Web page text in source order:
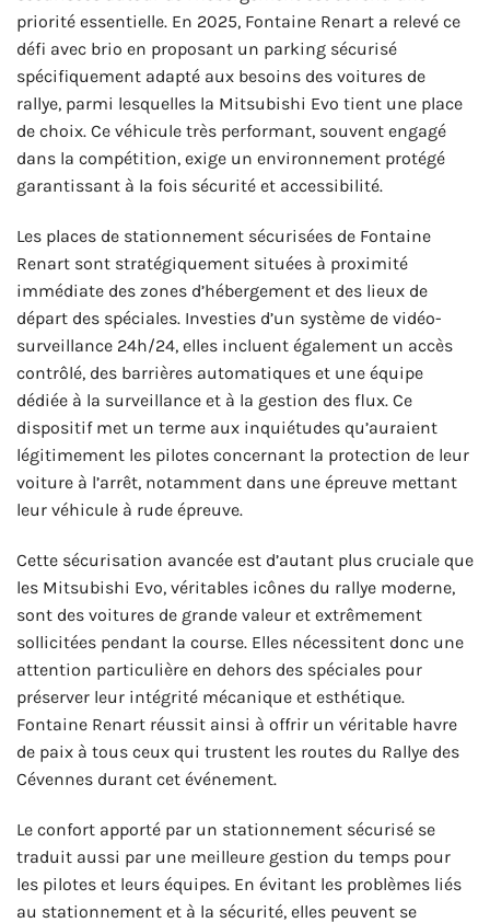
priorité essentielle. En 2025, Fontaine Renart a relevé ce
défi avec brio en proposant un parking sécurisé
spécifiquement adapté aux besoins des voitures de
rallye, parmi lesquelles la Mitsubishi Evo tient une place
de choix. Ce véhicule très performant, souvent engagé
dans la compétition, exige un environnement protégé
garantissant à la fois sécurité et accessibilité.
Les places de stationnement sécurisées de Fontaine
Renart sont stratégiquement situées à proximité
immédiate des zones d’hébergement et des lieux de
départ des spéciales. Investies d’un système de vidéo-
surveillance 24h/24, elles incluent également un accès
contrôlé, des barrières automatiques et une équipe
dédiée à la surveillance et à la gestion des flux. Ce
dispositif met un terme aux inquiétudes qu’auraient
légitimement les pilotes concernant la protection de leur
voiture à l’arrêt, notamment dans une épreuve mettant
leur véhicule à rude épreuve.
Cette sécurisation avancée est d’autant plus cruciale que
les Mitsubishi Evo, véritables icônes du rallye moderne,
sont des voitures de grande valeur et extrêmement
sollicitées pendant la course. Elles nécessitent donc une
attention particulière en dehors des spéciales pour
préserver leur intégrité mécanique et esthétique.
Fontaine Renart réussit ainsi à offrir un véritable havre
de paix à tous ceux qui trustent les routes du Rallye des
Cévennes durant cet événement.
Le confort apporté par un stationnement sécurisé se
traduit aussi par une meilleure gestion du temps pour
les pilotes et leurs équipes. En évitant les problèmes liés
au stationnement et à la sécurité, elles peuvent se